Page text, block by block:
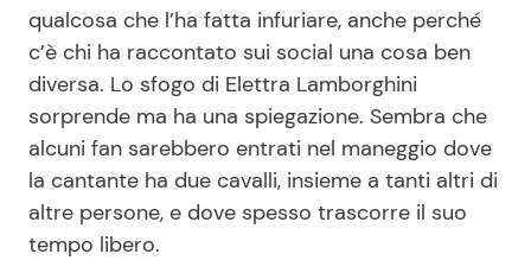
Mondo Mamma
News benessere
Salute
Viaggi e Turismo
Le Ricette in TV
Primi Piatti
Ricette Facili e Veloci
qualcosa che l’ha fatta infuriare, anche perché
c’è chi ha raccontato sui social una cosa ben
diversa. Lo sfogo di Elettra Lamborghini
sorprende ma ha una spiegazione. Sembra che
alcuni fan sarebbero entrati nel maneggio dove
la cantante ha due cavalli, insieme a tanti altri di
altre persone, e dove spesso trascorre il suo
tempo libero.